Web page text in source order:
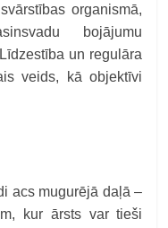
organismā,
bojājumu
un regulāra
veids, kā objektīvi
acs mugurējā daļā –
kur ārsts var tieši